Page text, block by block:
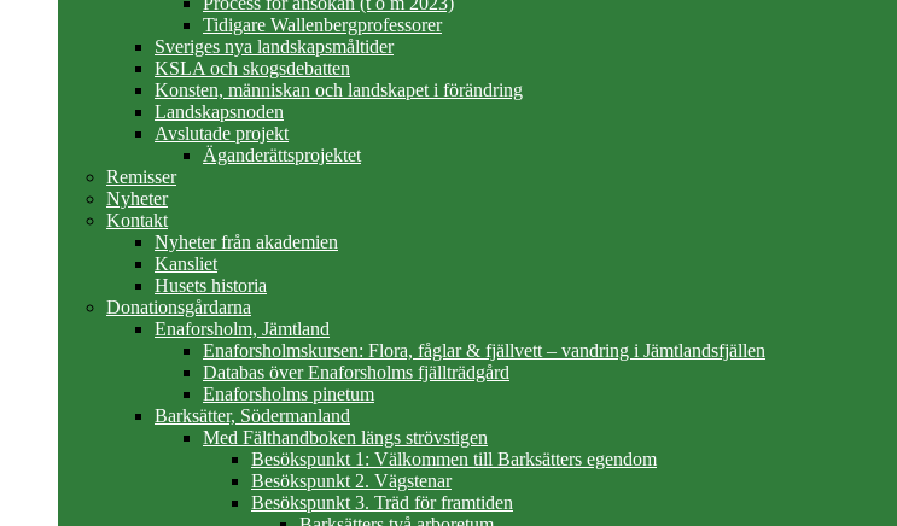
Tidigare Wallenbergprofessorer
Sveriges nya landskapsmåltider
KSLA och skogsdebatten
Konsten, människan och landskapet i förändring
Landskapsnoden
Avslutade projekt
Äganderättsprojektet
Remisser
Nyheter
Kontakt
Nyheter från akademien
Kansliet
Husets historia
Donationsgårdarna
Enaforsholm, Jämtland
Enaforsholmskursen: Flora, fåglar & fjällvett – vandring i Jämtlandsfjällen
Databas över Enaforsholms fjällträdgård
Enaforsholms pinetum
Barksätter, Södermanland
Med Fälthandboken längs strövstigen
Besökspunkt 1: Välkommen till Barksätters egendom
Besökspunkt 2. Vägstenar
Besökspunkt 3. Träd för framtiden